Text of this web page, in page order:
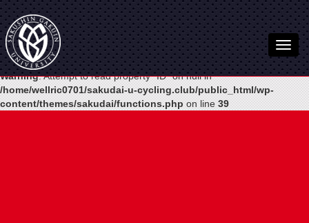
Warning: Undefined variable $post in/home/wellric0701/sakudai-u-
cycling.club/public_html/wp-
content/themes/sakudai/functions.phpon line 54
Warning: Attempt to read property "ID" on null in
/home/wellric0701/sakudai-u-cycling.club/public_html/wp-
content/themes/sakudai/functions.php on line 39